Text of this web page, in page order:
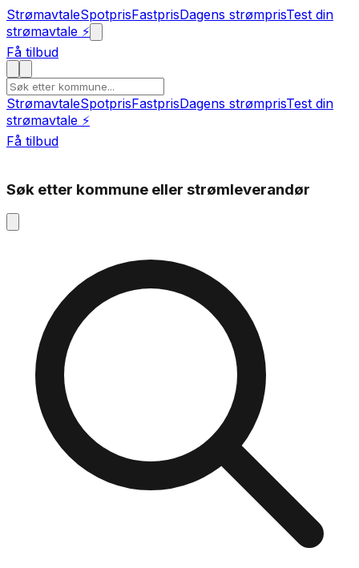
StrømavtaleSpotprisFastprisDagens strømprisTest din
strømavtale ⚡
Få tilbud
StrømavtaleSpotprisFastprisDagens strømprisTest din
strømavtale ⚡
Få tilbud
Søk etter kommune eller strømleverandør